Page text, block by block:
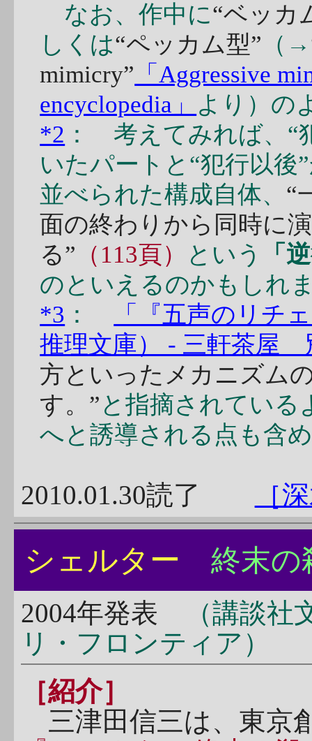
なお、作中に“ベッカ
しくは“ペッカム型” （→
mimicry” 「Aggressive
encyclopedia」 より）の
*2 ： 考えてみれば、“
いたパートと“犯行以後
並べられた構成自体、 “
面の終わりから同時に
る” （113頁） という
「
のといえるのかもしれ
*3 ：
「『五声のリチ
推理文庫） - 三軒茶屋
方といったメカニズム
す。” と指摘されている
へと誘導される点も含
2010.01.30読了 ［
シェルター 終末の
2004年発表
（講談
リ・フロンティア）
［紹介］
三津田信三は、東京